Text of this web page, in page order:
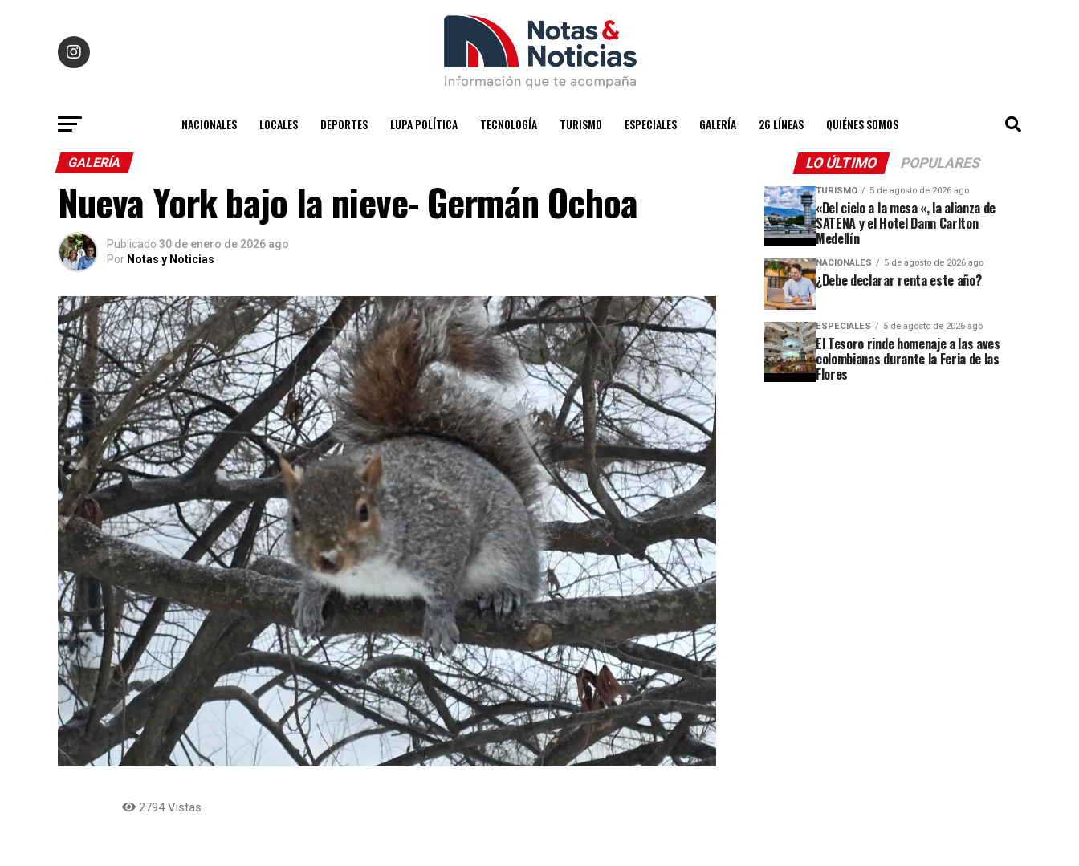
NACIONALES LOCALES DEPORTES LUPA POLÍTICA TECNOLOGÍA TURISMO ESPECIALES GALERÍA 26 LÍNEAS QUIÉNES SOMOS
GALERÍA
Nueva York bajo la nieve- Germán Ochoa
Publicado 30 de enero de 2026 ago
Por Notas y Noticias
2794 Vistas
LO ÚLTIMO POPULARES
TURISMO 5 de agosto de 2026 ago
«Del cielo a la mesa «, la alianza de
SATENA y el Hotel Dann Carlton
Medellín
NACIONALES 5 de agosto de 2026 ago
¿Debe declarar renta este año?
ESPECIALES 5 de agosto de 2026 ago
El Tesoro rinde homenaje a las aves
colombianas durante la Feria de las
Flores